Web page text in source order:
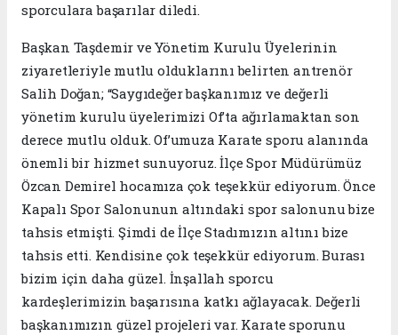
sporculara başarılar diledi.
Başkan Taşdemir ve Yönetim Kurulu Üyelerinin
ziyaretleriyle mutlu olduklarını belirten antrenör
Salih Doğan; “Saygıdeğer başkanımız ve değerli
yönetim kurulu üyelerimizi Of’ta ağırlamaktan son
derece mutlu olduk. Of’umuza Karate sporu alanında
önemli bir hizmet sunuyoruz. İlçe Spor Müdürümüz
Özcan Demirel hocamıza çok teşekkür ediyorum. Önce
Kapalı Spor Salonunun altındaki spor salonunu bize
tahsis etmişti. Şimdi de İlçe Stadımızın altını bize
tahsis etti. Kendisine çok teşekkür ediyorum. Burası
bizim için daha güzel. İnşallah sporcu
kardeşlerimizin başarısına katkı ağlayacak. Değerli
başkanımızın güzel projeleri var. Karate sporunu